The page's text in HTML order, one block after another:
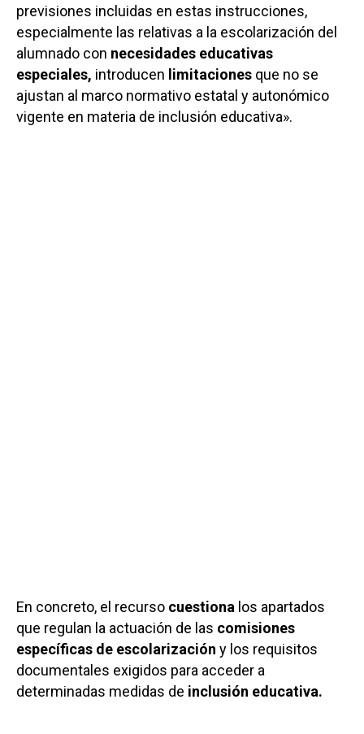
previsiones incluidas en estas instrucciones,
especialmente las relativas a la escolarización del
alumnado con necesidades educativas
especiales, introducen limitaciones que no se
ajustan al marco normativo estatal y autonómico
vigente en materia de inclusión educativa».
En concreto, el recurso cuestiona los apartados
que regulan la actuación de las comisiones
específicas de escolarización y los requisitos
documentales exigidos para acceder a
determinadas medidas de inclusión educativa.